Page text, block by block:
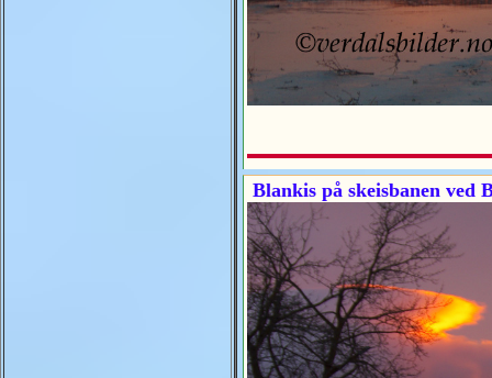
Blankis på skeisbanen ved